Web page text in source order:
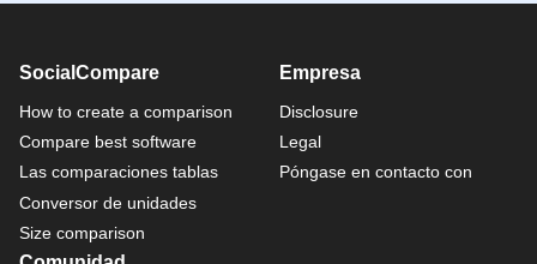
SocialCompare
How to create a comparison
Compare best software
Las comparaciones tablas
Conversor de unidades
Size comparison
Empresa
Disclosure
Legal
Póngase en contacto con